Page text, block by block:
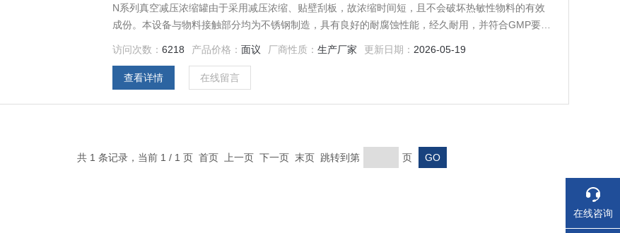
N系列真空减压浓缩罐由于采用减压浓缩、贴壁刮板，故浓缩时间短，且不会破坏热敏性物料的有效
成份。本设备与物料接触部分均为不锈钢制造，具有良好的耐腐蚀性能，经久耐用，并符合GMP要
访问次数：6218 产品价格：面议 厂商性质：生产厂家 更新日期： 2026-05-19
查看详情 在线留言
共 1 条记录，当前 1 / 1 页 首页 上一页 下一页 末页 跳转到第 页
在线咨询